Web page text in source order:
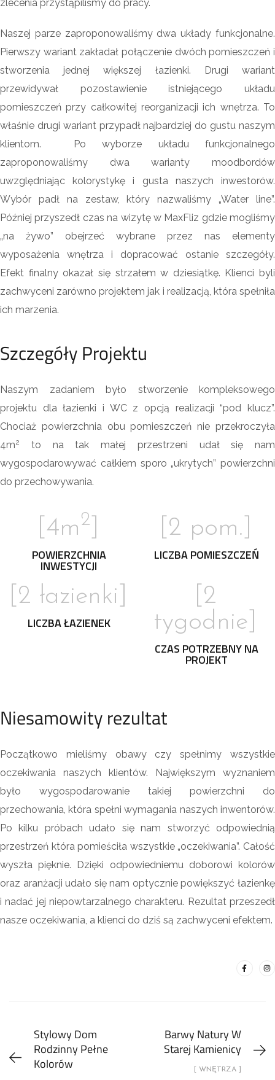
zlecenia przystąpiliśmy do pracy.
Naszej parze zaproponowaliśmy dwa układy funkcjonalne.
Pierwszy wariant zakładał połączenie dwóch pomieszczeń i
stworzenia jednej większej łazienki. Drugi wariant
przewidywał pozostawienie istniejącego układu
pomieszczeń przy całkowitej reorganizacji ich wnętrza. To
właśnie drugi wariant przypadł najbardziej do gustu naszym
klientom. Po wyborze układu funkcjonalnego
zaproponowaliśmy dwa warianty moodbordów
uwzględniając kolorystykę i gusta naszych inwestorów.
Wybór padł na zestaw, który nazwaliśmy „Water line”.
Później przyszedł czas na wizytę w MaxFliz gdzie mogliśmy
„na żywo” obejrzeć wybrane przez nas elementy
wyposażenia wnętrza i dopracować ostanie szczegóły.
Efekt finalny okazał się strzałem w dziesiątkę. Klienci byli
zachwyceni zarówno projektem jak i realizacją, która spełniła
ich marzenia.
Szczegóły Projektu
Naszym zadaniem było stworzenie kompleksowego
projektu dla łazienki i WC z opcją realizacji “pod klucz”.
Chociaż powierzchnia obu pomieszczeń nie przekroczyła
4m2
to na tak małej przestrzeni udał się nam
wygospodarowywać całkiem sporo „ukrytych” powierzchni
do przechowywania.
[4m2
POWIERZCHNIA
INWESTYCJI
[2 pom.
LICZBA POMIESZCZEŃ
[2 łazienki]
LICZBA ŁAZIENEK
[2
tygodnie]
CZAS POTRZEBNY NA
PROJEKT
Niesamowity rezultat
Początkowo mieliśmy obawy czy spełnimy wszystkie
oczekiwania naszych klientów. Największym wyznaniem
było wygospodarowanie takiej powierzchni do
przechowania, która spełni wymagania naszych inwentorów.
Po kilku próbach udało się nam stworzyć odpowiednią
przestrzeń która pomieściła wszystkie „oczekiwania”. Całość
wyszła pięknie. Dzięki odpowiedniemu doborowi kolorów
oraz aranżacji udało się nam optycznie powiększyć łazienkę
i nadać jej niepowtarzalnego charakteru. Rezultat przeszedł
nasze oczekiwania, a klienci do dziś są zachwyceni efektem.
Stylowy Dom
Rodzinny Pełne
Kolorów
Barwy Natury W
Starej Kamienicy
[ WNĘTRZA ]